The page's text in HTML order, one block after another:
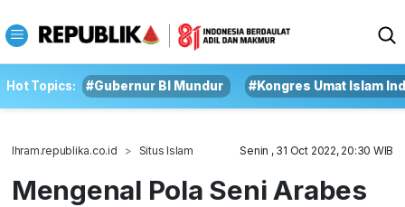
Hot Topics: #Gubernur BI Mundur #Kongres Umat Islam
Ihram.republika.co.id Situs Islam Senin , 31 Oct 2022, 20:30 WIB
Mengenal Pola Seni Arabes